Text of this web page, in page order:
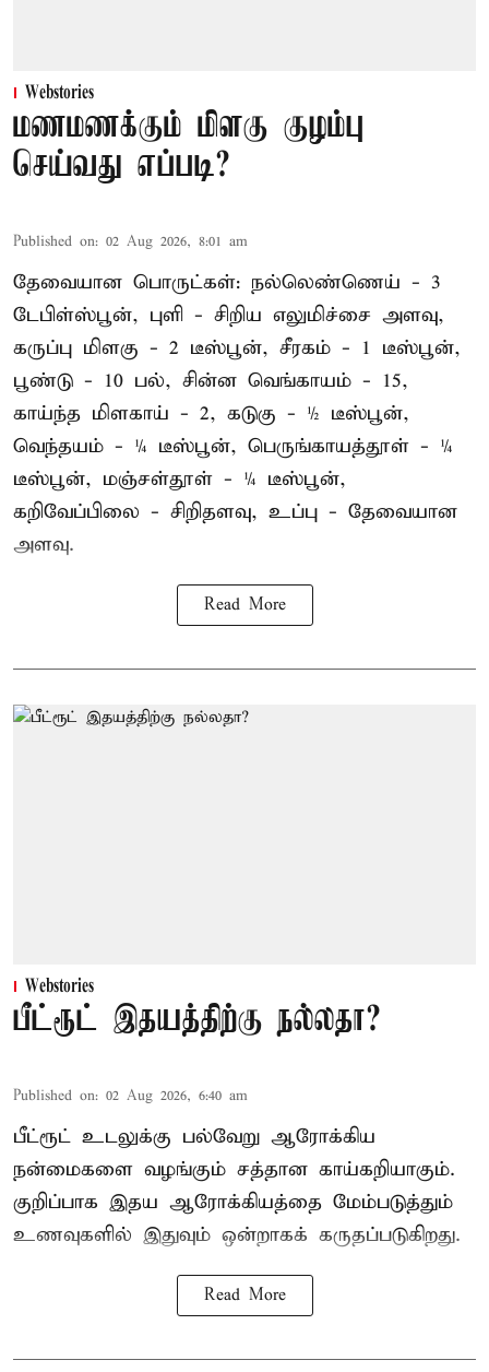
Webstories
மணமணக்கும் மிளகு குழம்பு
செய்வது எப்படி?
Published on: 02 Aug 2026, 8:01 am
தேவையான பொருட்கள்: நல்லெண்ணெய் - 3
டேபிள்ஸ்பூன், புளி - சிறிய எலுமிச்சை அளவு,
கருப்பு மிளகு - 2 டீஸ்பூன், சீரகம் - 1 டீஸ்பூன்,
பூண்டு - 10 பல், சின்ன வெங்காயம் - 15,
காய்ந்த மிளகாய் - 2, கடுகு - ½ டீஸ்பூன்,
வெந்தயம் - ¼ டீஸ்பூன், பெருங்காயத்தூள் - ¼
டீஸ்பூன், மஞ்சள்தூள் - ¼ டீஸ்பூன்,
கறிவேப்பிலை - சிறிதளவு, உப்பு - தேவையான
அளவு.
Read More
Webstories
பீட்ரூட் இதயத்திற்கு நல்லதா?
Published on: 02 Aug 2026, 6:40 am
பீட்ரூட் உடலுக்கு பல்வேறு ஆரோக்கிய
நன்மைகளை வழங்கும் சத்தான காய்கறியாகும்.
குறிப்பாக இதய ஆரோக்கியத்தை மேம்படுத்தும்
உணவுகளில் இதுவும் ஒன்றாகக் கருதப்படுகிறது.
Read More